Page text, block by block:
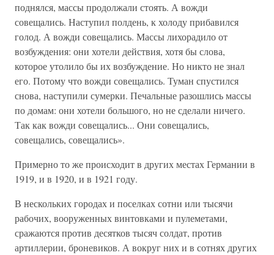
поднялся, массы продолжали стоять. А вожди
совещались. Наступил полдень, к холоду прибавился
голод. А вожди совещались. Массы лихорадило от
возбуждения: они хотели действия, хотя бы слова,
которое утолило бы их возбуждение. Но никто не знал
его. Потому что вожди совещались. Туман спустился
снова, наступили сумерки. Печальные разошлись массы
по домам: они хотели большого, но не сделали ничего.
Так как вожди совещались... Они совещались,
совещались, совещались».
Примерно то же происходит в других местах Германии в
1919, и в 1920, и в 1921 году.
В нескольких городах и поселках сотни или тысячи
рабочих, вооруженных винтовками и пулеметами,
сражаются против десятков тысяч солдат, против
артиллерии, броневиков. А вокруг них и в сотнях других